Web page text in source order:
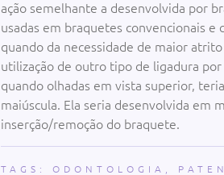
ação semelhante a desenvolvida por
usadas em braquetes convencionais
quando da necessidade de maior
utilização de outro tipo de ligadura
quando olhadas em vista superior,
maiúscula. Ela seria desenvolvida em
inserção/remoção do braquete.
TAGS: ODONTOLOGIA